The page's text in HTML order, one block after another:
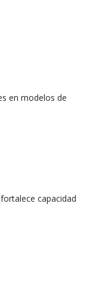
en modelos de
capacidad